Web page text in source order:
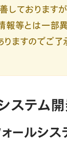
善しております
報等とは一部
りますのでご了
ステム
ォールシ